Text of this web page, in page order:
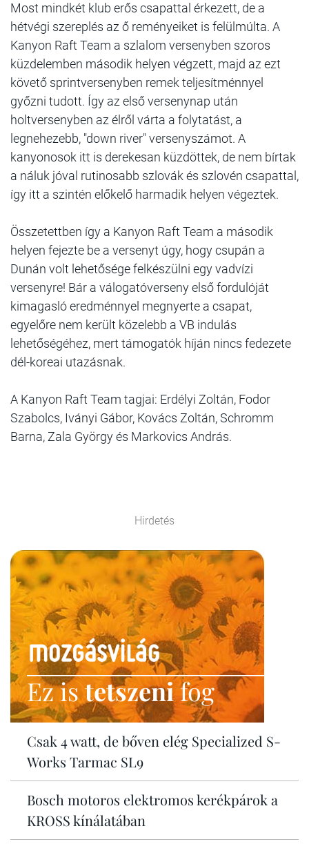
Most mindkét klub erős csapattal érkezett, de a
hétvégi szereplés az ő reményeiket is felülmúlta. A
Kanyon Raft Team a szlalom versenyben szoros
küzdelemben második helyen végzett, majd az ezt
követő sprintversenyben remek teljesítménnyel
győzni tudott. Így az első versenynap után
holtversenyben az élről várta a folytatást, a
legnehezebb, "down river" versenyszámot. A
kanyonosok itt is derekesan küzdöttek, de nem bírtak
a náluk jóval rutinosabb szlovák és szlovén csapattal,
így itt a szintén előkelő harmadik helyen végeztek.
Összetettben így a Kanyon Raft Team a második
helyen fejezte be a versenyt úgy, hogy csupán a
Dunán volt lehetősége felkészülni egy vadvízi
versenyre! Bár a válogatóverseny első fordulóját
kimagasló eredménnyel megnyerte a csapat,
egyelőre nem került közelebb a VB indulás
lehetőségéhez, mert támogatók híján nincs fedezete
dél-koreai utazásnak.
A Kanyon Raft Team tagjai: Erdélyi Zoltán, Fodor
Szabolcs, Iványi Gábor, Kovács Zoltán, Schromm
Barna, Zala György és Markovics András.
Hirdetés
Ez istetszenifog
Csak 4 watt, de bőven elég Specialized S-
Works Tarmac SL9
Bosch motoros elektromos kerékpárok a
KROSS kínálatában